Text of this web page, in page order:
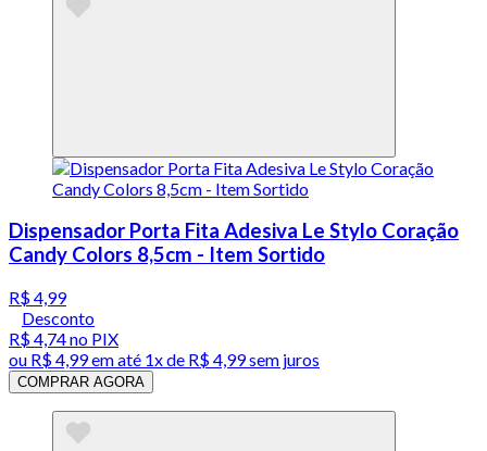
Dispensador Porta Fita Adesiva Le Stylo Coração
Candy Colors 8,5cm - Item Sortido
R$ 4,99
Desconto
R$ 4,74no PIX
ou R$ 4,99em até 1x de R$ 4,99sem juros
COMPRAR AGORA